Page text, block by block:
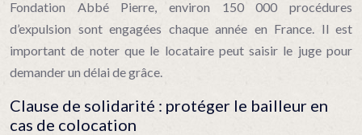
Fondation Abbé Pierre, environ 150 000 procédures
d’expulsion sont engagées chaque année en France. Il est
important de noter que le locataire peut saisir le juge pour
demander un délai de grâce.
Clause de solidarité : protéger le bailleur en
cas de colocation